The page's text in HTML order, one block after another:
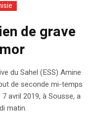
de grave
du Sahel (ESS) Amine
de seconde mi-temps
avril 2019, à Sousse, a
matin.